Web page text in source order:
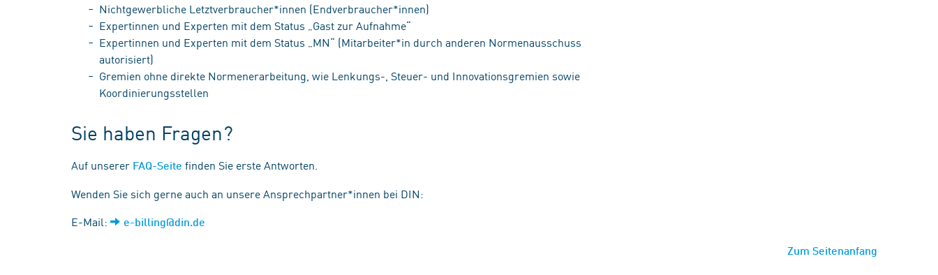
Nichtgewerbliche Letztverbraucher*innen (Endverbraucher*innen)
Expertinnen und Experten mit dem Status „Gast zur Aufnahme“
Expertinnen und Experten mit dem Status „MN“ (Mitarbeiter*in durch anderen Normenausschuss
autorisiert)
Gremien ohne direkte Normenerarbeitung, wie Lenkungs-, Steuer- und Innovationsgremien sowie
Koordinierungsstellen
Sie haben Fragen?
Auf unserer FAQ-Seite finden Sie erste Antworten.
Wenden Sie sich gerne auch an unsere Ansprechpartner*innen bei DIN:
E-Mail:
e-billing@din.de
Zum Seitenanfang